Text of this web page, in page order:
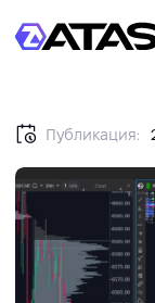
Публикация: